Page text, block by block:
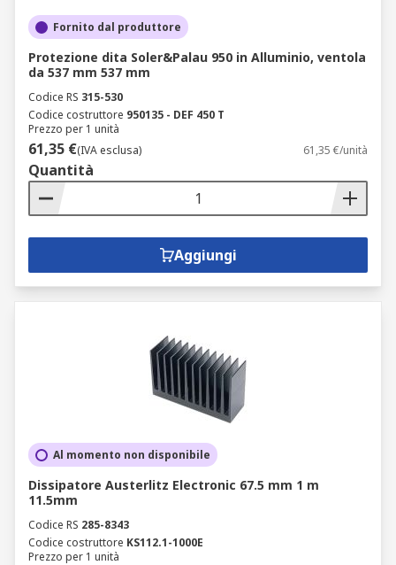
Fornito dal produttore
Protezione dita Soler&Palau 950 in Alluminio, ventola
da 537 mm 537 mm
Codice RS 315-530
Codice costruttore 950135 - DEF 450 T
Prezzo per 1 unità
61,35 €(IVA esclusa) 61,35 €/unità
Quantità
Aggiungi
Al momento non disponibile
Dissipatore Austerlitz Electronic 67.5 mm 1 m
11.5mm
Codice RS 285-8343
Codice costruttore KS112.1-1000E
Prezzo per 1 unità